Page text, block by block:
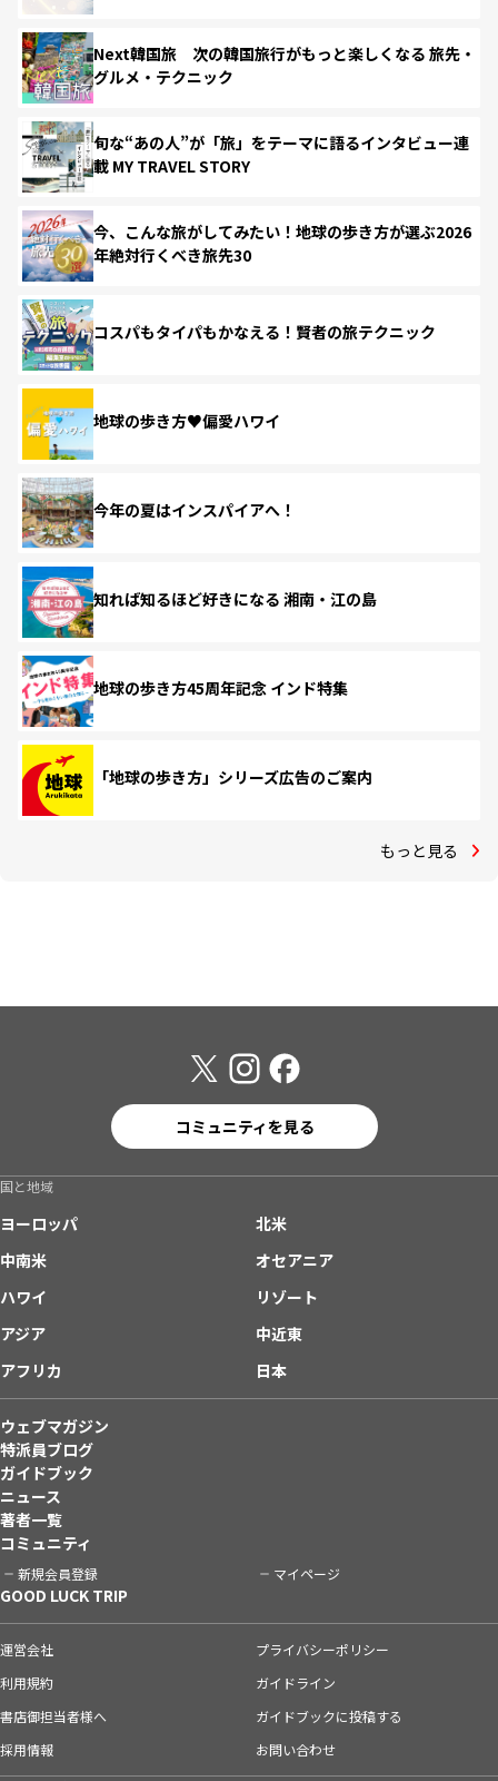
Next韓国旅 次の韓国旅行がもっと楽しくなる 旅先・
グルメ・テクニック
旬な“あの人”が「旅」をテーマに語るインタビュー連
載 MY TRAVEL STORY
今、こんな旅がしてみたい！地球の歩き方が選ぶ2026
年絶対行くべき旅先30
コスパもタイパもかなえる！賢者の旅テクニック
地球の歩き方♥偏愛ハワイ
今年の夏はインスパイアへ！
知れば知るほど好きになる 湘南・江の島
地球の歩き方45周年記念 インド特集
「地球の歩き方」シリーズ広告のご案内
もっと見る
コミュニティを見る
国と地域
ヨーロッパ
北米
中南米
オセアニア
ハワイ
リゾート
アジア
中近東
アフリカ
日本
ウェブマガジン
特派員ブログ
ガイドブック
ニュース
著者一覧
コミュニティ
新規会員登録 マイページ
GOOD LUCK TRIP
運営会社
プライバシーポリシー
利用規約
ガイドライン
書店御担当者様へ
ガイドブックに投稿する
採用情報
お問い合わせ